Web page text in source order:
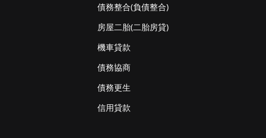
債務整合(負債整合)
房屋二胎(二胎房貸)
機車貸款
債務協商
債務更生
信用貸款